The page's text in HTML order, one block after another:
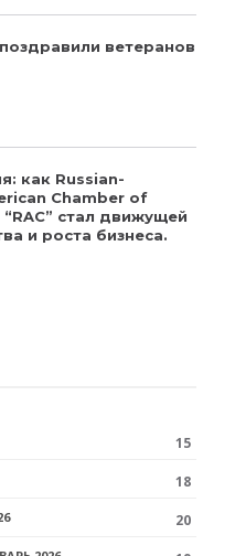
ветеранов
как Russian-
Chamber of
стал движущей
и роста бизнеса.
15
18
20